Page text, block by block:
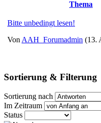
Thema
Bitte unbedingt lesen!
Von AAH_Forumadmin (13.
Sortierung & Filterung
Sortierung nach
Im Zeitraum
Status